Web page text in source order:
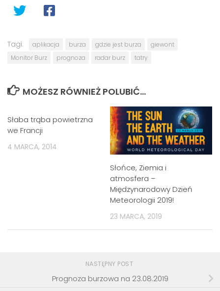
Tagi: aplikacja burza gdzie jest burza
giewont
Monitor Burz
prognoza radar burz tatry
MOŻESZ RÓWNIEŻ POLUBIĆ…
Słaba trąba powietrzna
we Francji
4 MARCA, 2014
Słońce, Ziemia i
atmosfera –
Międzynarodowy Dzień
Meteorologii 2019!
23 MARCA, 2019
NASTĘPNY POST
Prognoza burzowa na 23.08.2019